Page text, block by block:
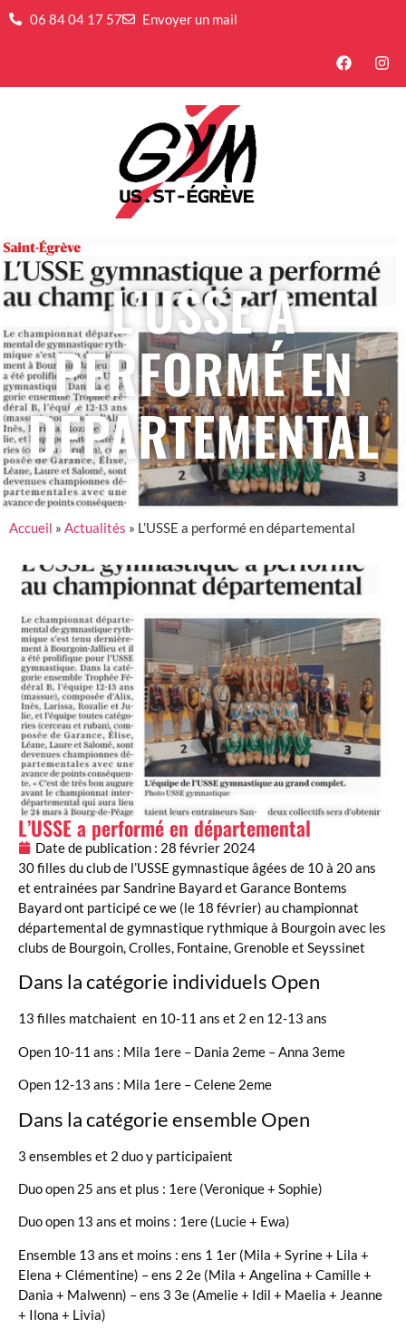
06 84 04 17 57 Envoyer un mail
L’USSE A
PERFORMÉ EN
DÉPARTEMENTAL
Accueil » Actualités » L’USSE a performé en départemental
L’USSE a performé en départemental
Date de publication : 28 février 2024
30 filles du club de l’USSE gymnastique âgées de 10 à 20 ans
et entrainées par Sandrine Bayard et Garance Bontems
Bayard ont participé ce we (le 18 février) au championnat
départemental de gymnastique rythmique à Bourgoin avec les
clubs de Bourgoin, Crolles, Fontaine, Grenoble et Seyssinet
Dans la catégorie individuels Open
13 filles matchaient en 10-11 ans et 2 en 12-13 ans
Open 10-11 ans : Mila 1ere – Dania 2eme – Anna 3eme
Open 12-13 ans : Mila 1ere – Celene 2eme
Dans la catégorie ensemble Open
3 ensembles et 2 duo y participaient
Duo open 25 ans et plus : 1ere (Veronique + Sophie)
Duo open 13 ans et moins : 1ere (Lucie + Ewa)
Ensemble 13 ans et moins : ens 1 1er (Mila + Syrine + Lila +
Elena + Clémentine) – ens 2 2e (Mila + Angelina + Camille +
Dania + Malwenn) – ens 3 3e (Amelie + Idil + Maelia + Jeanne
+ Ilona + Livia)